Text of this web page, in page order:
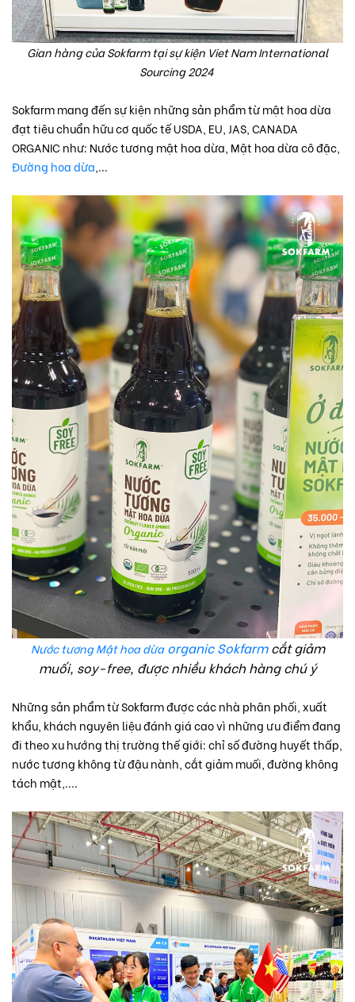
Gian hàng của Sokfarm tại sự kiện Viet Nam International
Sourcing 2024
Sokfarm mang đến sự kiện những sản phẩm từ mật hoa dừa
đạt tiêu chuẩn hữu cơ quốc tế USDA, EU, JAS, CANADA
ORGANIC như: Nước tương mật hoa dừa, Mật hoa dừa cô đặc,
Đường hoa dừa ,...
Nước tương Mật hoa dừaorganic Sokfarmcắt giảm
muối, soy-free, được nhiều khách hàng chú ý
Những sản phẩm từ Sokfarm được các nhà phân phối, xuất
khẩu, khách nguyên liệu đánh giá cao vì những ưu điểm đang
đi theo xu hướng thị trường thế giới: chỉ số đường huyết thấp,
nước tương không từ đậu nành, cắt giảm muối, đường không
tách mật,....